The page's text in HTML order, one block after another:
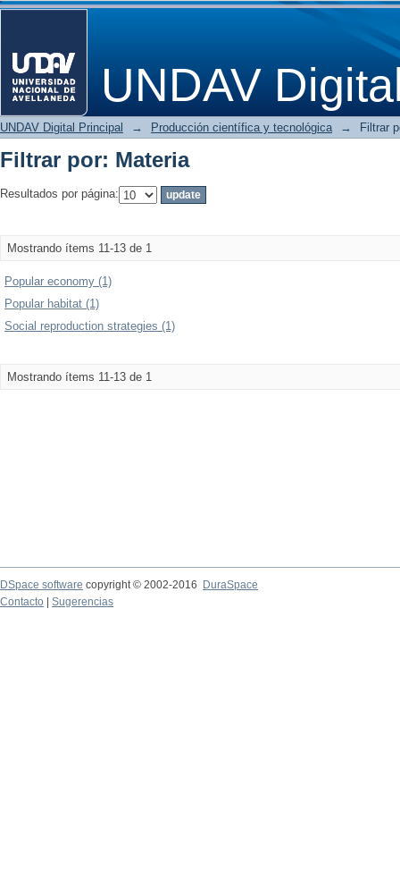
UNDAV
Filtrar por: Materia
UNDAV Digital Principal → Producción científica y tecnológica → Filtrar
Filtrar por: Materia
Resultados por página:
Mostrando ítems 11-13 de 1
Popular economy (1)
Popular habitat (1)
Social reproduction strategies (1)
Mostrando ítems 11-13 de 1
DSpace software copyright © 2002-2016
DuraSpace
Contacto
Sugerencias